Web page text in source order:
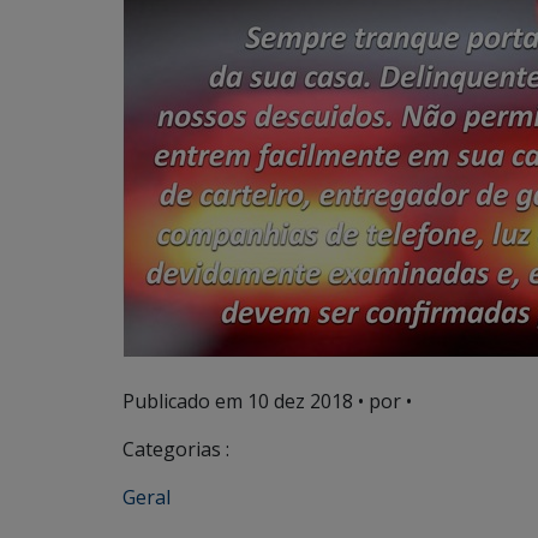
Publicado em 10 dez 2018 • por •
Categorias :
Geral